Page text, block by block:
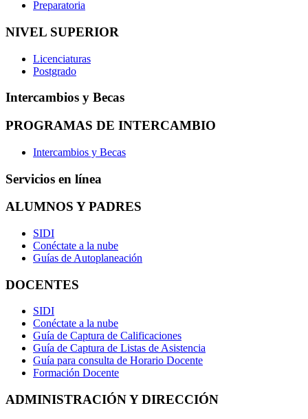
Preparatoria
NIVEL SUPERIOR
Licenciaturas
Postgrado
Intercambios y Becas
PROGRAMAS DE INTERCAMBIO
Intercambios y Becas
Servicios en línea
ALUMNOS Y PADRES
SIDI
Conéctate a la nube
Guías de Autoplaneación
DOCENTES
SIDI
Conéctate a la nube
Guía de Captura de Calificaciones
Guía de Captura de Listas de Asistencia
Guía para consulta de Horario Docente
Formación Docente
ADMINISTRACIÓN Y DIRECCIÓN